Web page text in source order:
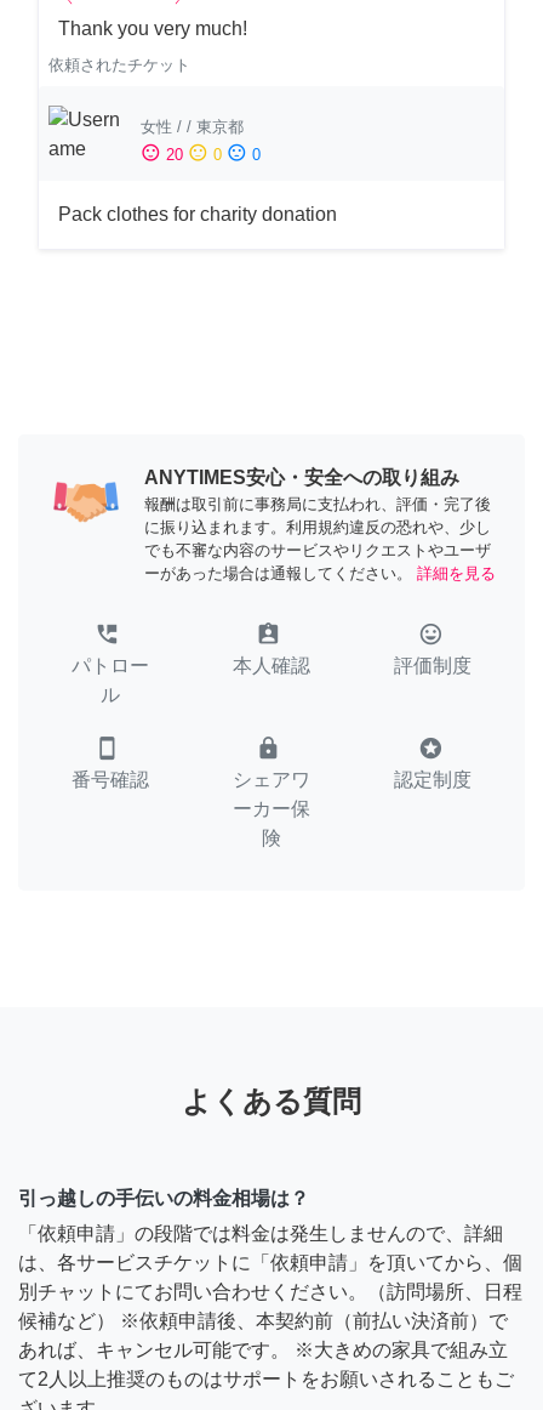
Thank you very much!
依頼されたチケット
女性 / / 東京都
sentiment_satisfied 20 sentiment_neutral 0 sentiment_dissatisfied 0
Pack clothes for charity donation
ANYTIMES安心・安全への取り組み
報酬は取引前に事務局に支払われ、評価・完了後
に振り込まれます。利用規約違反の恐れや、少し
でも不審な内容のサービスやリクエストやユーザ
ーがあった場合は通報してください。
詳細を見る
perm_phone_msg
パトロー
ル
assignment_ind
本人確認
tag_faces
評価制度
smartphone
番号確認
lock
シェアワ
ーカー保
険
stars
認定制度
よくある質問
引っ越しの手伝いの料金相場は？
「依頼申請」の段階では料金は発生しませんので、詳細
は、各サービスチケットに「依頼申請」を頂いてから、個
別チャットにてお問い合わせください。（訪問場所、日程
候補など） ※依頼申請後、本契約前（前払い決済前）で
あれば、キャンセル可能です。 ※大きめの家具で組み立
て2人以上推奨のものはサポートをお願いされることもご